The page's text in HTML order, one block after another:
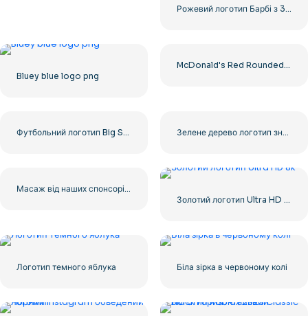
Bluey blue logo png
Логотип темного яблука Біла зірка в червоному колі